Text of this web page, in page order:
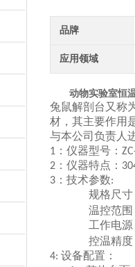
品牌
应用领域
动物实验室恒
兔鼠解剖台又称
材，其主要作用
与本公司负责人
1 ：仪器型号： ZC
2 ：仪器特点：
3 ：技术参数:
规格尺
温控范
工作电源
控温精度
4: 设备配置：